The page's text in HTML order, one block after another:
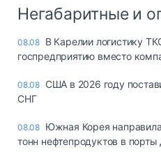
Негабаритные и
08.08 В Карелии логистику
госпредприятию вместо
08.08 США в 2026 году
СНГ
08.08 Южная Корея
тонн нефтепродуктов в